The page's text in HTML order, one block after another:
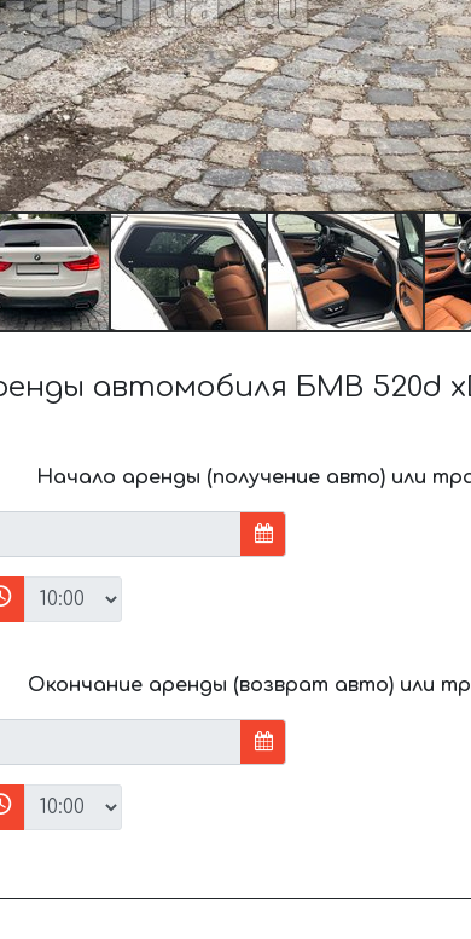
автомобиля БМВ 520d
Начало аренды (получение авто) или
Окончание аренды (возврат авто) или